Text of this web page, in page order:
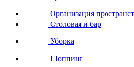
Организация
Столовая и бар
Уборка
Шоппинг